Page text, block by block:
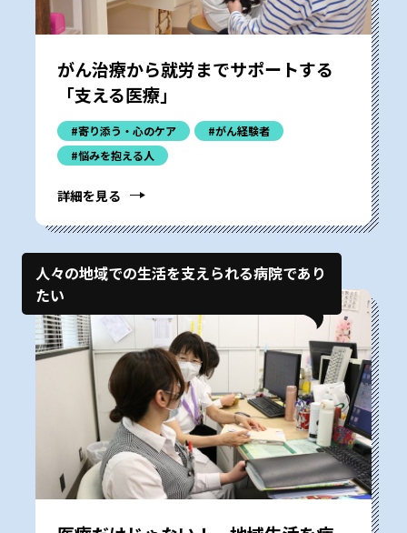
がん治療から就労までサポートする
「支える医療」
#寄り添う・心のケア
#がん経験者
#悩みを抱える人
詳細を見る
人々の地域での生活を支えられる病院であり
たい